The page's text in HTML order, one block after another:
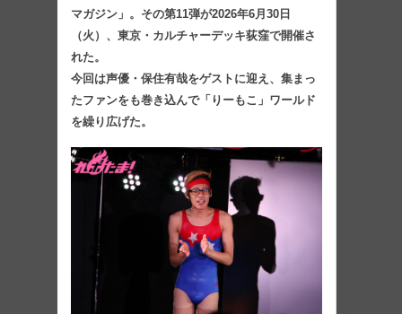
マガジン」。その第11弾が2026年6月30日
（火）、東京・カルチャーデッキ荻窪で開催さ
れた。
今回は声優・保住有哉をゲストに迎え、集まっ
たファンをも巻き込んで「りーもこ」ワールド
を繰り広げた。